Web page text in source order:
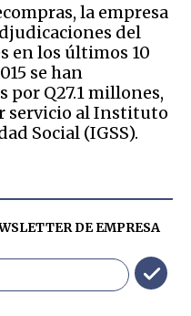
la empresa
del
en los últimos 10
se han
por Q27.1 millones,
servicio al Instituto
Social (IGSS).
DEEMPRESA